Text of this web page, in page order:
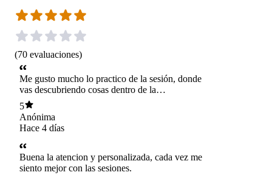
(70 evaluaciones)
Me gusto mucho lo practico de la sesión, donde
vas descubriendo cosas dentro de la
conversación
5
Anónima
Hace 4 días
Buena la atencion y personalizada, cada vez me
siento mejor con las sesiones.